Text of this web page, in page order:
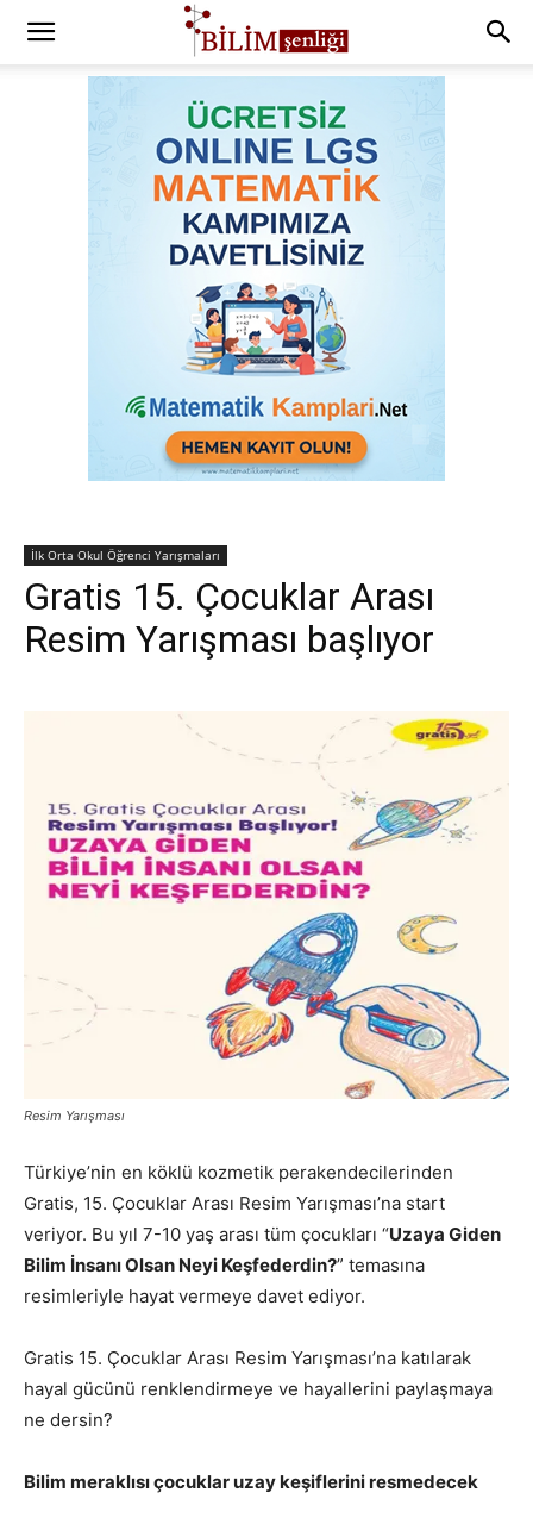
İlk Orta Okul Öğrenci Yarışmaları
Gratis 15. Çocuklar Arası
Resim Yarışması başlıyor
Resim Yarışması
Türkiye’nin en köklü kozmetik perakendecilerinden
Gratis, 15. Çocuklar Arası Resim Yarışması’na start
veriyor. Bu yıl 7-10 yaş arası tüm çocukları “Uzaya Giden
Bilim İnsanı Olsan Neyi Keşfederdin?” temasına
resimleriyle hayat vermeye davet ediyor.
Gratis 15. Çocuklar Arası Resim Yarışması’na katılarak
hayal gücünü renklendirmeye ve hayallerini paylaşmaya
ne dersin?
Bilim meraklısı çocuklar uzay keşiflerini resmedecek